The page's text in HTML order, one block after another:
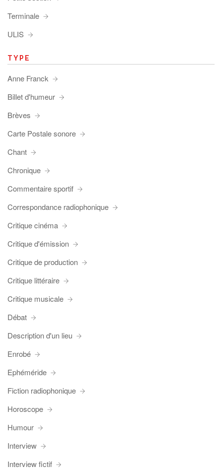
Terminale
ULIS
TYPE
Anne Franck
Billet d'humeur
Brèves
Carte Postale sonore
Chant
Chronique
Commentaire sportif
Correspondance radiophonique
Critique cinéma
Critique d'émission
Critique de production
Critique littéraire
Critique musicale
Débat
Description d'un lieu
Enrobé
Ephéméride
Fiction radiophonique
Horoscope
Humour
Interview
Interview fictif